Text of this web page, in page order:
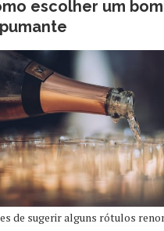
escolher um bom
de sugerir alguns rótulos